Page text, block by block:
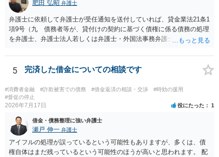
肥田 弘昭 弁護士
弁護士に依頼して弁護士が受任通知を送付していれば、貸金業法21条1
項9号（九 債務者等が、貸付けの契約に基づく債権に係る債務の処理
を弁護士、弁護士法人若しくは弁護士・外国法事務弁護士共同法人若
等」という。）に委託し、又はその処理のため必要な裁判所における
民事事件に関する手続をとり、弁護士等又は裁判所から書面によりそ
の旨の通知があつた場合において、正当な理由がないのに、債務者等
に対し、電話をかけ、電報を送達し、若しくはファクシミリ装置を用
いて送信し、又は訪問する方法により、当該債務を弁済することを要
求し、これに対し債務者等から直接要求しないよう求められたにもか
かわらず、更にこれらの方法で当該債務を弁済することを要求するこ
と。）に違反しています。監督官庁に行政処分を求める、裁判所に仮
処分申請、不退去罪が成立すれば警察に通報などの対応が考えられま
す。ご参考にしてください。
5 完済した借金についての相談です
#消費者金融 #詐欺被害での債務 #借金返済の相談・交渉
#時効の援用
#督促の停止
2026年7月17日 役にたった 1
借金・債務整理に強い弁護士
瀬戸 伸一 弁護士
アイフルの処理が誤っているという可能性もありますが、多くは、債
権自体はまだ残っているという可能性のほうが高いと思われます。 配